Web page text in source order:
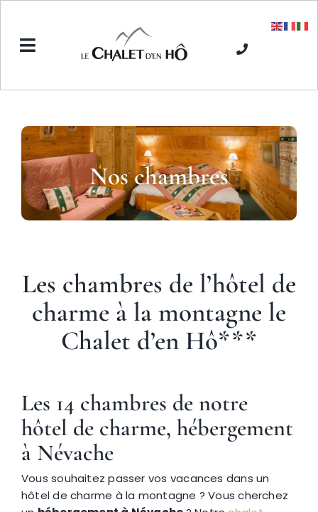
contenu
Toggle
Navigation
Accueil
L’Hôtel SPA
Séjours hiver
Tarifs
Accès
Nos chambres
Les chambres de l’hôtel de
charme à la montagne le
Chalet d’en Hô***
Les 14 chambres de notre
hôtel de charme, hébergement
à Névache
Vous souhaitez passer vos vacances dans un
hôtel de charme à la montagne ? Vous cherchez